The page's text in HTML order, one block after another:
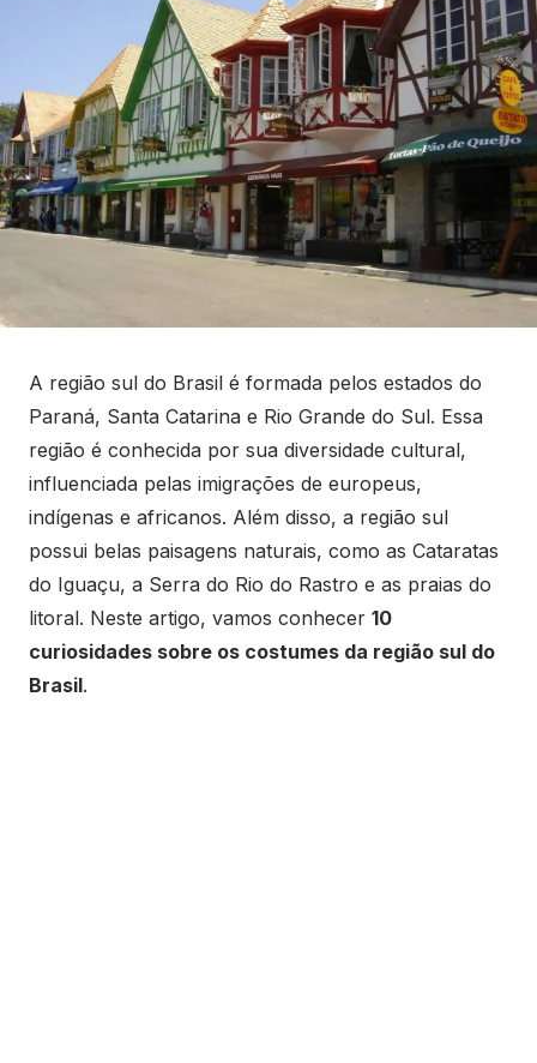
A região sul do Brasil é formada pelos estados do
Paraná, Santa Catarina e Rio Grande do Sul. Essa
região é conhecida por sua diversidade cultural,
influenciada pelas imigrações de europeus,
indígenas e africanos. Além disso, a região sul
possui belas paisagens naturais, como as Cataratas
do Iguaçu, a Serra do Rio do Rastro e as praias do
litoral. Neste artigo, vamos conhecer 10
curiosidades sobre os costumes da região sul do
Brasil.